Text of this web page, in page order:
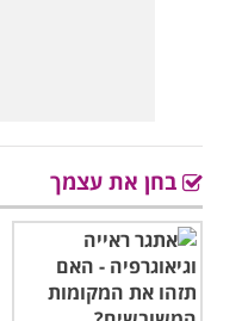
בחן את עצמך